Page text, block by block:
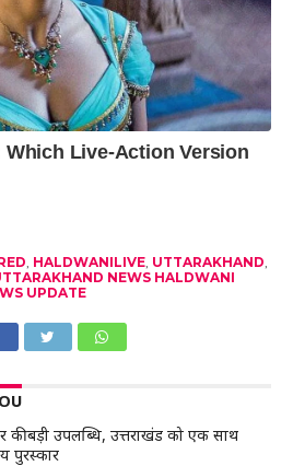
HALDWANILIVE, UTTARAKHAND
NEWS HALDWANI
UPDATE
की बड़ी उपलब्धि, उत्तराखंड को एक साथ
पुरस्कार